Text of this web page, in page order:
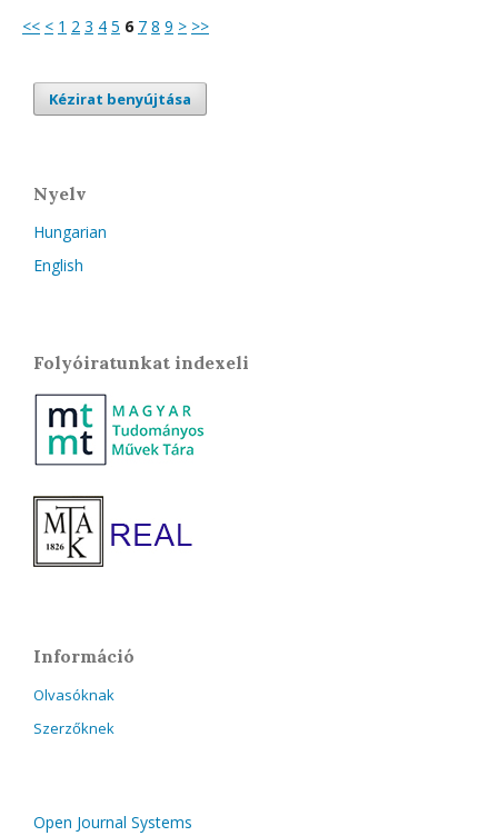
<< < 1 2 3 4 5 6 7 8 9 > >>
Kézirat benyújtása
Nyelv
Hungarian
English
Folyóiratunkat indexeli
Információ
Olvasóknak
Szerzőknek
Open Journal Systems